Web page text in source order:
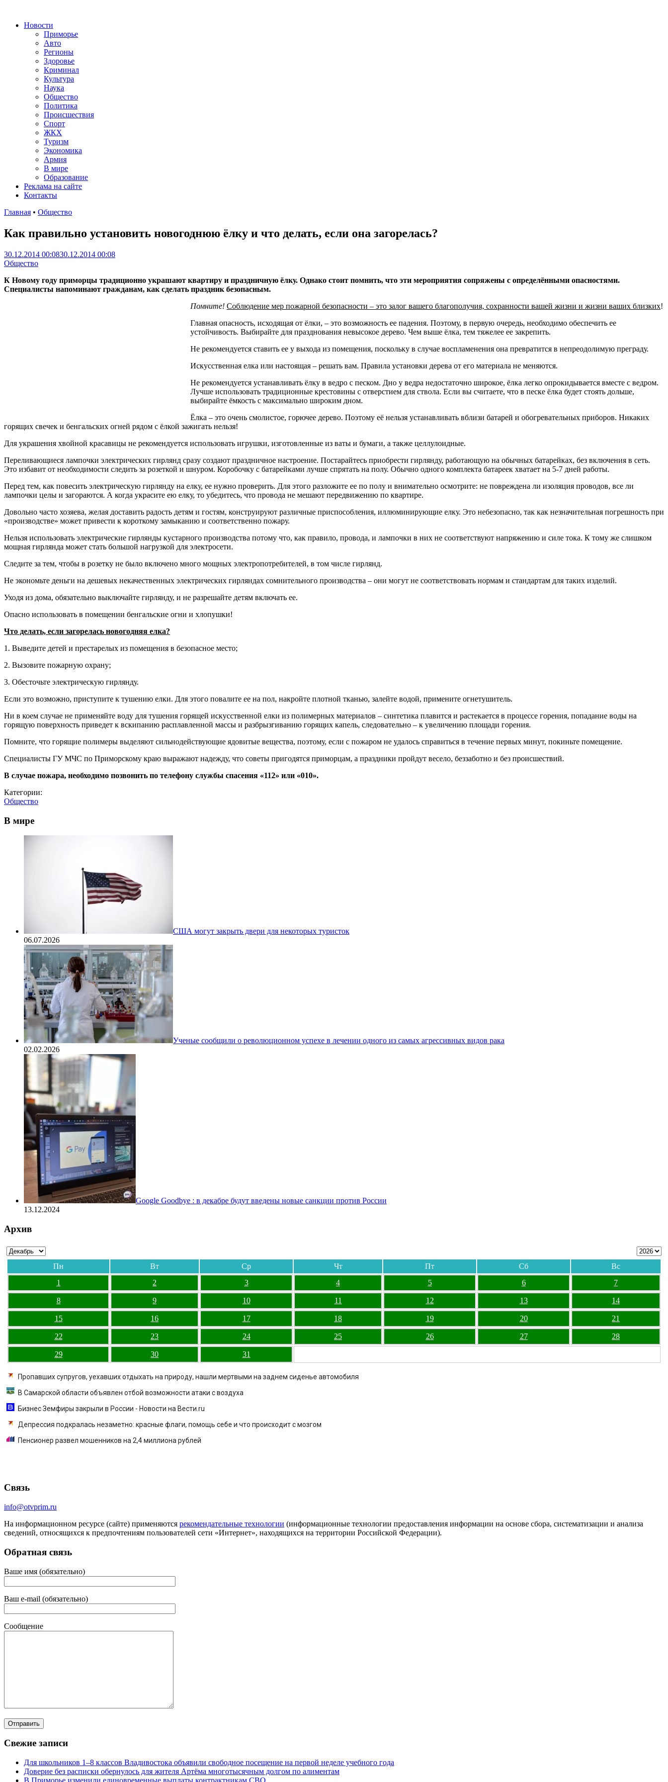
Новости
Приморье
Авто
Регионы
Здоровье
Криминал
Культура
Наука
Общество
Политика
Происшествия
Спорт
ЖКХ
Туризм
Экономика
Армия
В мире
Образование
Реклама на сайте
Контакты
Главная • Общество
Как правильно установить новогоднюю ёлку и что делать, если она загорелась?
30.12.2014 00:0830.12.2014 00:08
Общество
К Новому году приморцы традиционно украшают квартиру и праздничную ёлку. Однако стоит помнить, что эти мероприятия сопряжены с определёнными опасностями.
Специалисты напоминают гражданам, как сделать праздник безопасным.
Помните! Соблюдение мер пожарной безопасности – это залог вашего благополучия, сохранности вашей жизни и жизни ваших близких!
Главная опасность, исходящая от ёлки, – это возможность ее падения. Поэтому, в первую очередь, необходимо обеспечить ее
устойчивость. Выбирайте для празднования невысокое дерево. Чем выше ёлка, тем тяжелее ее закрепить.
Не рекомендуется ставить ее у выхода из помещения, поскольку в случае воспламенения она превратится в непреодолимую преграду.
Искусственная елка или настоящая – решать вам. Правила установки дерева от его материала не меняются.
Не рекомендуется устанавливать ёлку в ведро с песком. Дно у ведра недостаточно широкое, ёлка легко опрокидывается вместе с ведром.
Лучше использовать традиционные крестовины с отверстием для ствола. Если вы считаете, что в песке ёлка будет стоять дольше,
выбирайте ёмкость с максимально широким дном.
Ёлка – это очень смолистое, горючее дерево. Поэтому её нельзя устанавливать вблизи батарей и обогревательных приборов. Никаких
горящих свечек и бенгальских огней рядом с ёлкой зажигать нельзя!
Для украшения хвойной красавицы не рекомендуется использовать игрушки, изготовленные из ваты и бумаги, а также целлулоидные.
Переливающиеся лампочки электрических гирлянд сразу создают праздничное настроение. Постарайтесь приобрести гирлянду, работающую на обычных батарейках, без включения в сеть.
Это избавит от необходимости следить за розеткой и шнуром. Коробочку с батарейками лучше спрятать на полу. Обычно одного комплекта батареек хватает на 5-7 дней работы.
Перед тем, как повесить электрическую гирлянду на елку, ее нужно проверить. Для этого разложите ее по полу и внимательно осмотрите: не повреждена ли изоляция проводов, все ли
лампочки целы и загораются. А когда украсите ею елку, то убедитесь, что провода не мешают передвижению по квартире.
Довольно часто хозяева, желая доставить радость детям и гостям, конструируют различные приспособления, иллюминирующие елку. Это небезопасно, так как незначительная погрешность при
«производстве» может привести к короткому замыканию и соответственно пожару.
Нельзя использовать электрические гирлянды кустарного производства потому что, как правило, провода, и лампочки в них не соответствуют напряжению и силе тока. К тому же слишком
мощная гирлянда может стать большой нагрузкой для электросети.
Следите за тем, чтобы в розетку не было включено много мощных электропотребителей, в том числе гирлянд.
Не экономьте деньги на дешевых некачественных электрических гирляндах сомнительного производства – они могут не соответствовать нормам и стандартам для таких изделий.
Уходя из дома, обязательно выключайте гирлянду, и не разрешайте детям включать ее.
Опасно использовать в помещении бенгальские огни и хлопушки!
Что делать, если загорелась новогодняя елка?
1. Выведите детей и престарелых из помещения в безопасное место;
2. Вызовите пожарную охрану;
3. Обесточьте электрическую гирлянду.
Если это возможно, приступите к тушению елки. Для этого повалите ее на пол, накройте плотной тканью, залейте водой, примените огнетушитель.
Ни в коем случае не применяйте воду для тушения горящей искусственной елки из полимерных материалов – синтетика плавится и растекается в процессе горения, попадание воды на
горящую поверхность приведет к вскипанию расплавленной массы и разбрызгиванию горящих капель, следовательно – к увеличению площади горения.
Помните, что горящие полимеры выделяют сильнодействующие ядовитые вещества, поэтому, если с пожаром не удалось справиться в течение первых минут, покиньте помещение.
Специалисты ГУ МЧС по Приморскому краю выражают надежду, что советы пригодятся приморцам, а праздники пройдут весело, беззаботно и без происшествий.
В случае пожара, необходимо позвонить по телефону службы спасения «112» или «010».
Категории:
Общество
В мире
США могут закрыть двери для некоторых туристок
06.07.2026
Ученые сообщили о революционном успехе в лечении одного из самых агрессивных видов рака
02.02.2026
Google Goodbye : в декабре будут введены новые санкции против России
13.12.2024
Архив
Пн Вт Ср Чт Пт Сб
Вс
1
2 3 4 5 6 7
8 9 10 11 12 13 14
15 16 17 18 19 20 21
22 23 24 25 26 27 28
29 30 31
Пропавших супругов, уехавших отдыхать на природу, нашли мертвыми на заднем сиденье автомобиля
В Самарской области объявлен отбой возможности атаки с воздуха
Бизнес Земфиры закрыли в России - Новости на Вести.ru
Депрессия подкралась незаметно: красные флаги, помощь себе и что происходит с мозгом
Пенсионер развел мошенников на 2,4 миллиона рублей
Связь
info@otvprim.ru
На информационном ресурсе (сайте) применяются рекомендательные технологии (информационные технологии предоставления информации на основе сбора, систематизации и анализа
сведений, относящихся к предпочтениям пользователей сети «Интернет», находящихся на территории Российской Федерации).
Обратная связь
Ваше имя (обязательно)
Ваш e-mail (обязательно)
Сообщение
Свежие записи
Для школьников 1–8 классов Владивостока объявили свободное посещение на первой неделе учебного года
Доверие без расписки обернулось для жителя Артёма многотысячным долгом по алиментам
В Приморье изменили единовременные выплаты контрактникам СВО